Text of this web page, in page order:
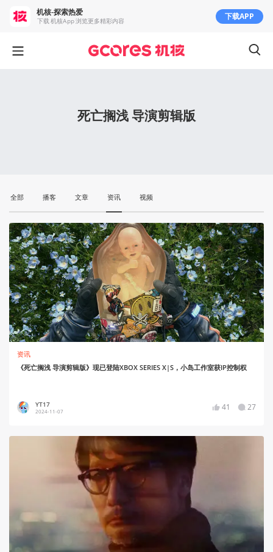
死亡搁浅 导演剪辑版
全部 播客 文章 资讯 视频
资讯
《死亡搁浅 导演剪辑版》现已登陆XBOX SERIES X|S，小岛工作室获IP控制权
YT17
2024-11-07 41 27
机核-探索热爱
下载 机核App 浏览更多精彩内容 下载APP